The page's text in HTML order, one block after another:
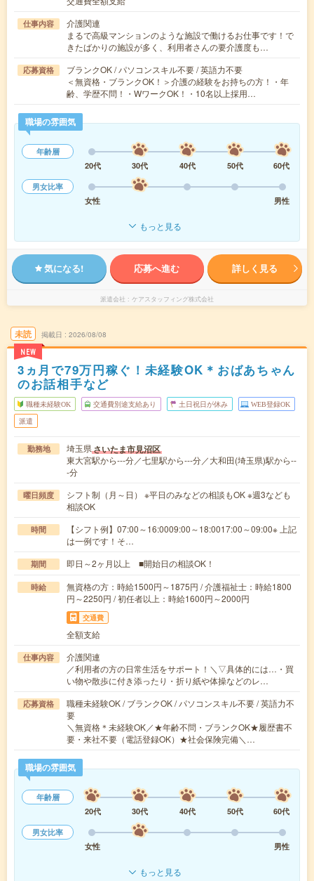
仕事内容
介護関連
まるで高級マンションのような施設で働けるお仕事です！で
きたばかりの施設が多く、利用者さんの要介護度も…
応募資格
ブランクOK / パソコンスキル不要 / 英語力不要
＜無資格・ブランクOK！＞介護の経験をお持ちの方！・年
齢、学歴不問！・WワークOK！・10名以上採用…
職場の雰囲気
年齢層
20代
30代 40代 50代
60代
男女比率
女性
男性
もっと見る
気になる! 応募へ進む 詳しく見る
派遣会社 ケアスタッフィング株式会社
未読
NEW
掲載日 2026/08/08
3ヵ月で79万円稼ぐ！未経験OK＊おばあちゃん
のお話相手など
職種未経験OK 交通費別途支給あり 土日祝日が休み WEB登録OK
派遣
勤務地 埼玉県さいたま市見沼区
東大宮駅から---分／七里駅から---分／大和田(埼玉県)駅から--
-分
曜日頻度
シフト制（月～日） ※平日のみなどの相談もOK ※週3なども
相談OK
時間
【シフト例】07:00～16:0009:00～18:0017:00～09:00※ 上記
は一例です！そ…
期間 即日～2ヶ月以上 ■開始日の相談OK！
時給
無資格の方：時給1500円～1875円 / 介護福祉士：時給1800
円～2250円 / 初任者以上：時給1600円～2000円
交通費
全額支給
仕事内容
介護関連
／利用者の方の日常生活をサポート！＼▽具体的には…・買
い物や散歩に付き添ったり・折り紙や体操などのレ…
応募資格
職種未経験OK / ブランクOK / パソコンスキル不要 / 英語力不
要
＼無資格＊未経験OK／★年齢不問・ブランクOK★履歴書不
要・来社不要（電話登録OK）★社会保険完備＼…
職場の雰囲気
年齢層
20代
30代 40代 50代
60代
男女比率
女性
男性
もっと見る